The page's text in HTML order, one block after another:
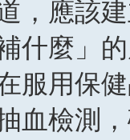
，應該
什麼」的
服用保
血檢測